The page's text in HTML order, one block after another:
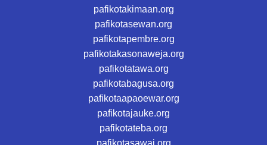
pafikotakimaan.org
pafikotasewan.org
pafikotapembre.org
pafikotakasonaweja.org
pafikotatawa.org
pafikotabagusa.org
pafikotaapaoewar.org
pafikotajauke.org
pafikotateba.org
pafikotasawai.org